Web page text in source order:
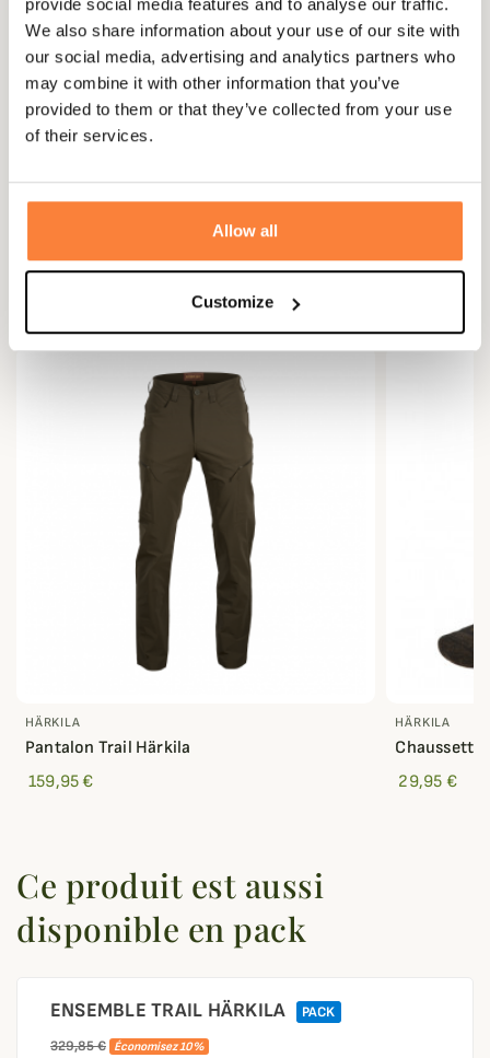
We also share information about your use of our site with
our social media, advertising and analytics partners who
may combine it with other information that you’ve
provided to them or that they’ve collected from your use
of their services.
Allow all
Customize
Questions (FAQs)
Questions (FAQs)
Poser une question
Vous aimerez aussi
HÄRKILA
Pantalon Trail Härkila
159,95 €
HÄRKILA
29,95 €
Ce produit est aussi
disponible en pack
ENSEMBLE TRAIL HÄRKILA
PACK
329,85 €
Économisez 10%